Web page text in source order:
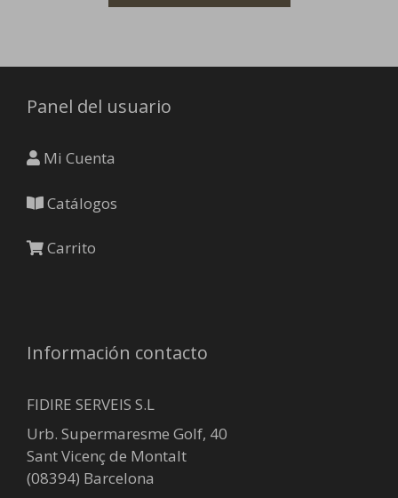
pueden
en
página
producto
Panel del usuario
Mi Cuenta
Catálogos
Carrito
Información contacto
FIDIRE SERVEIS S.L
Urb. Supermaresme Golf, 40
Sant Vicenç de Montalt
(08394) Barcelona